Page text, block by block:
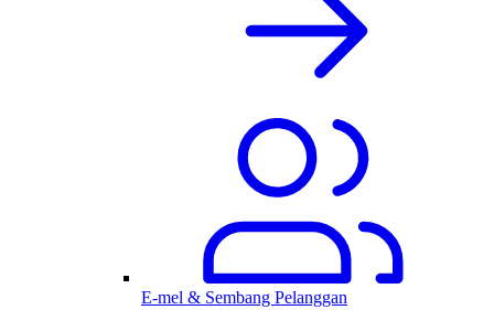
E-mel & Sembang Pelanggan